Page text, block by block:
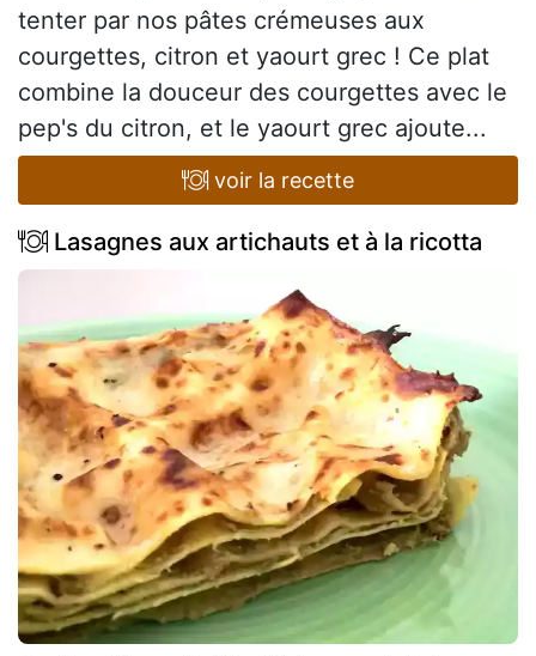
tenter par nos pâtes crémeuses aux
courgettes, citron et yaourt grec ! Ce plat
combine la douceur des courgettes avec le
pep's du citron, et le yaourt grec ajoute...
voir la recette
Lasagnes aux artichauts et à la ricotta